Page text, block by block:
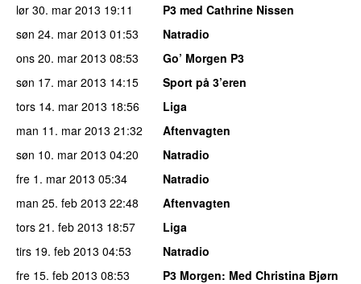
lør 30. mar 2013 19:11
P3 med Cathrine Nissen
søn 24. mar 2013 01:53
Natradio
ons 20. mar 2013 08:53
Go’ Morgen P3
søn 17. mar 2013 14:15
Sport på 3’eren
tors 14. mar 2013 18:56
Liga
man 11. mar 2013 21:32
Aftenvagten
søn 10. mar 2013 04:20
Natradio
fre 1. mar 2013 05:34
Natradio
man 25. feb 2013 22:48
Aftenvagten
tors 21. feb 2013 18:57
Liga
tirs 19. feb 2013 04:53
Natradio
fre 15. feb 2013 08:53 P3 Morgen: Med Christina Bjørn